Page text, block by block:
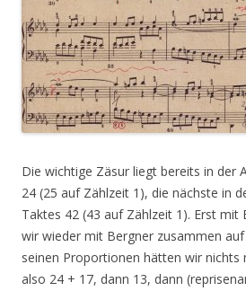
Die wichtige Zäsur liegt bereits in der
24 (25 auf Zählzeit 1), die nächste in
Taktes 42 (43 auf Zählzeit 1). Erst mit
wir wieder mit Bergner zusammen
seinen Proportionen hätten wir nichts
also 24 + 17, dann 13, dann